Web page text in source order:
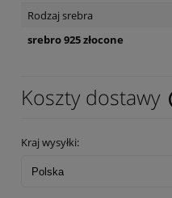
Rodzaj srebra
srebro 925 złocone
Koszty dostawy
Cena nie zawiera
Kraj wysyłki: